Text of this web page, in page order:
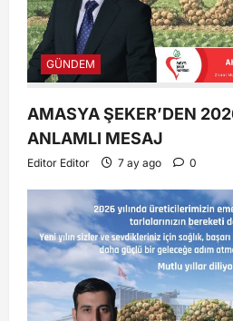
GÜNDEM
AMASYA ŞEKER’DEN
ANLAMLI MESAJ
Editor Editor 7 ay ago 0